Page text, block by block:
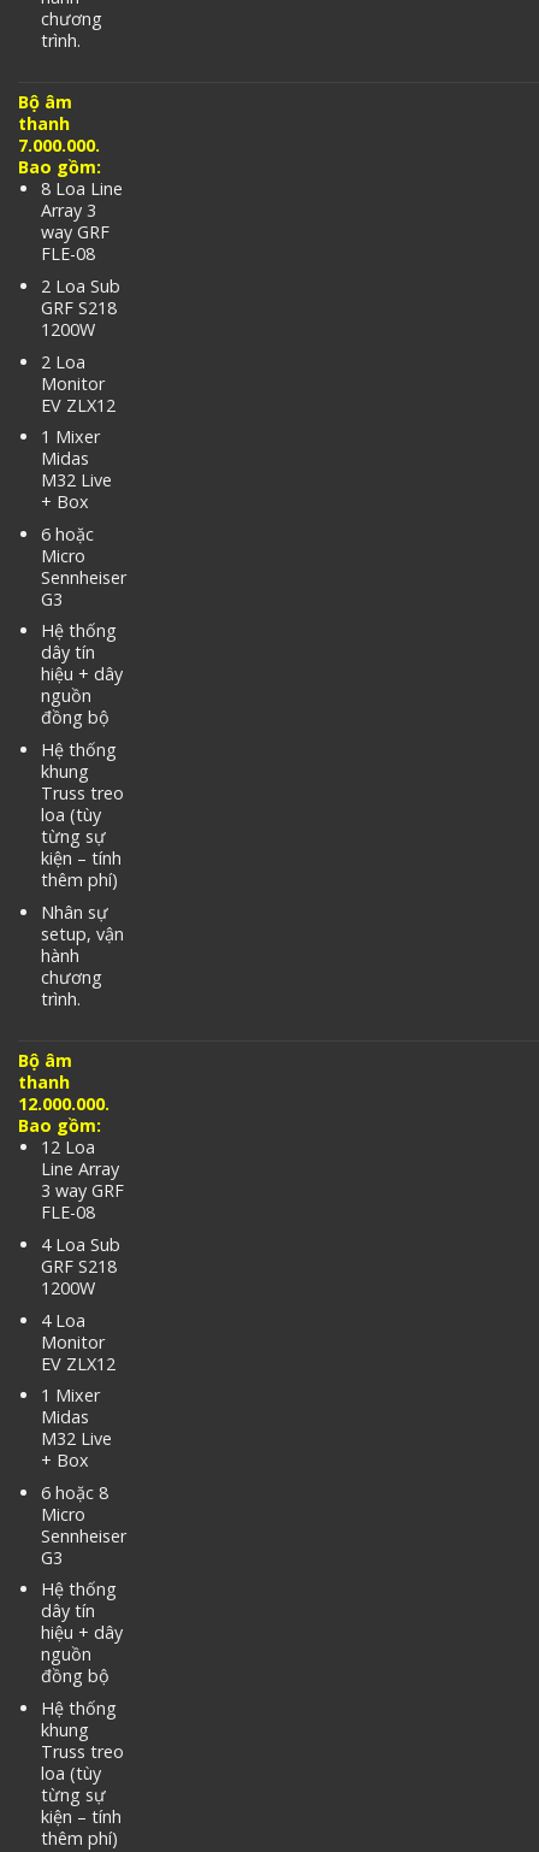
chương
trình.
Bộ âm
thanh
7.000.000.
Bao gồm:
8 Loa Line
Array 3
way GRF
FLE-08
2 Loa Sub
GRF S218
1200W
2 Loa
Monitor
EV ZLX12
1 Mixer
Midas
M32 Live
+ Box
6 hoặc
Micro
Sennheiser
G3
Hệ thống
dây tín
hiệu + dây
nguồn
đồng bộ
Hệ thống
khung
Truss treo
loa (tùy
từng sự
kiện – tính
thêm phí)
Nhân sự
setup, vận
hành
chương
trình.
Bộ âm
thanh
12.000.000.
Bao gồm:
12 Loa
Line Array
3 way GRF
FLE-08
4 Loa Sub
GRF S218
1200W
4 Loa
Monitor
EV ZLX12
1 Mixer
Midas
M32 Live
+ Box
6 hoặc 8
Micro
Sennheiser
G3
Hệ thống
dây tín
hiệu + dây
nguồn
đồng bộ
Hệ thống
khung
Truss treo
loa (tùy
từng sự
kiện – tính
thêm phí)